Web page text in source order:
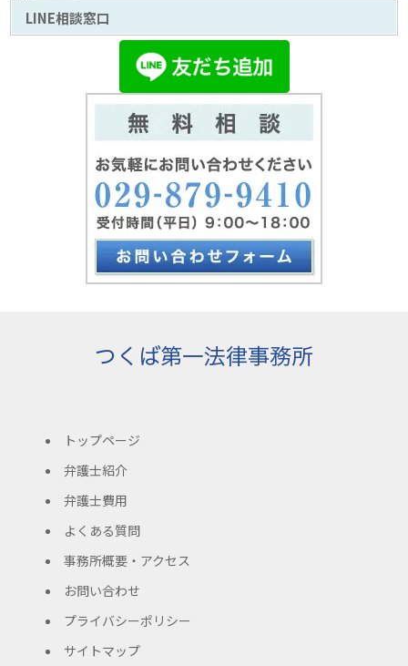
LINE相談窓口
トップページ
弁護士紹介
弁護士費用
よくある質問
事務所概要・アクセス
お問い合わせ
プライバシーポリシー
サイトマップ